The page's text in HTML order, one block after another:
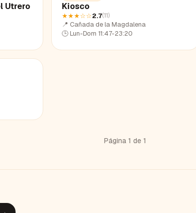
Utrero Kiosco
★★★☆☆2.7(11)
📍 Cañada de la Magdalena
🕒 Lun-Dom 11:47-23:20
Página 1 de 1